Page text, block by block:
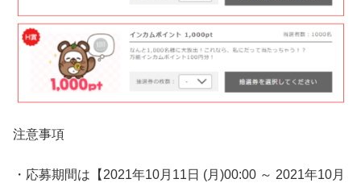
注意事項
・応募期間は【2021年10月11日 (月)00:00 ～ 2021年10月